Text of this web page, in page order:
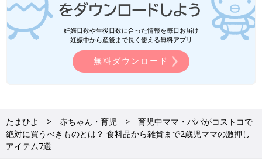
妊娠日数や生後日数に合った情報を毎日お届け
妊娠中から産後まで長く使える無料アプリ
無料ダウンロード
たまひよ 赤ちゃん・育児
育児中ママ・パパがコストコで
絶対に買うべきものとは？ 食料品から雑貨まで2歳児ママの激押し
アイテム7選